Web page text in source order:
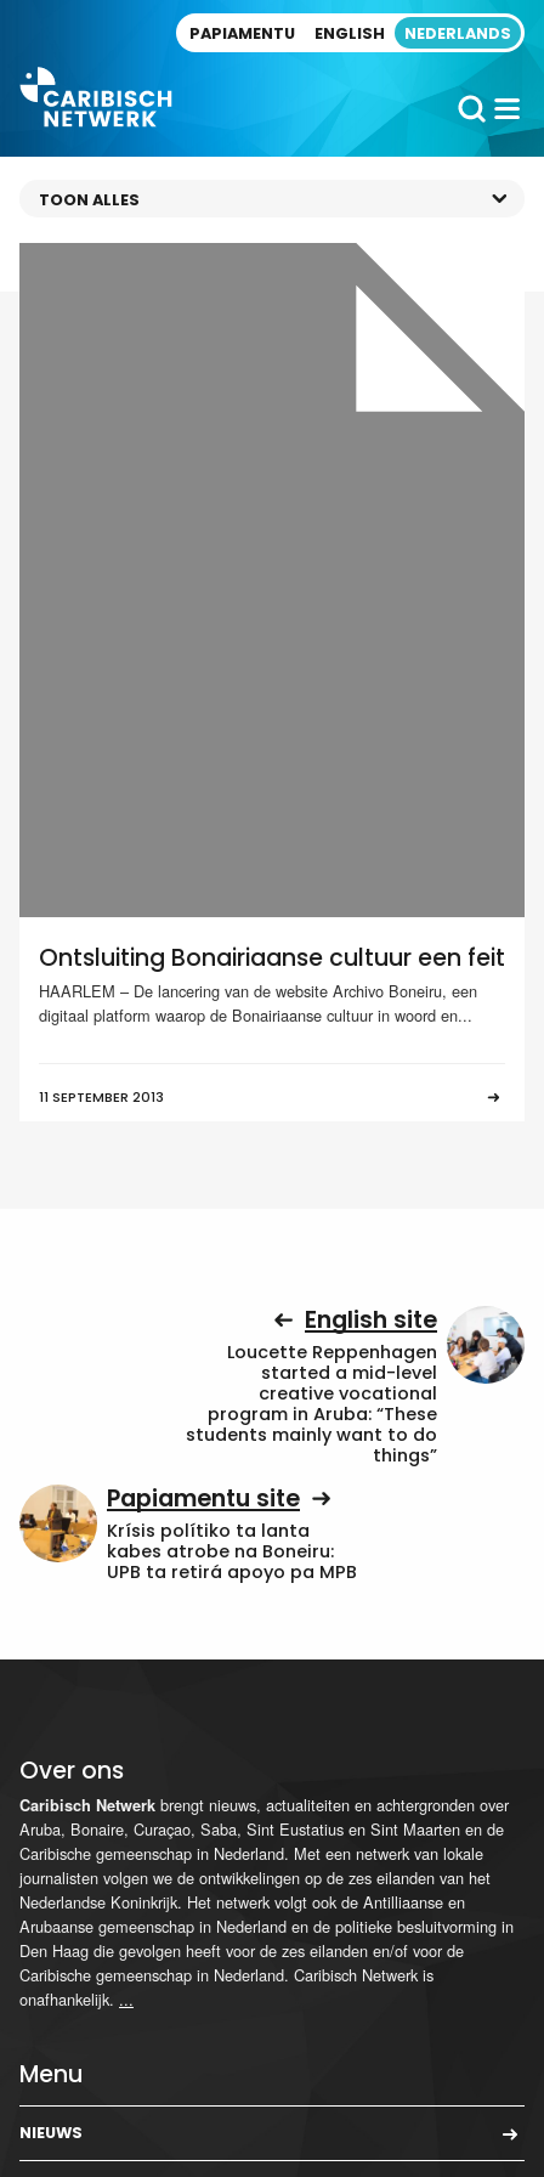
PAPIAMENTU ENGLISH NEDERLANDS
Ontsluiting Bonairiaanse cultuur een feit
HAARLEM – De lancering van de website Archivo Boneiru, een
digitaal platform waarop de Bonairiaanse cultuur in woord en...
11 SEPTEMBER 2013
English site
Loucette Reppenhagen
started a mid-level
creative vocational
program in Aruba: “These
students mainly want to do
things”
Papiamentu site
Krísis polítiko ta lanta
kabes atrobe na Boneiru:
UPB ta retirá apoyo pa MPB
Over ons
Caribisch Netwerk brengt nieuws, actualiteiten en achtergronden over
Aruba, Bonaire, Curaçao, Saba, Sint Eustatius en Sint Maarten en de
Caribische gemeenschap in Nederland. Met een netwerk van lokale
journalisten volgen we de ontwikkelingen op de zes eilanden van het
Nederlandse Koninkrijk. Het netwerk volgt ook de Antilliaanse en
Arubaanse gemeenschap in Nederland en de politieke besluitvorming in
Den Haag die gevolgen heeft voor de zes eilanden en/of voor de
Caribische gemeenschap in Nederland. Caribisch Netwerk is
onafhankelijk. ...
Menu
NIEUWS